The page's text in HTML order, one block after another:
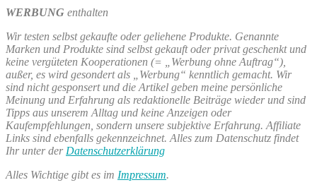
WERBUNG enthalten
Wir testen selbst gekaufte oder geliehene Produkte. Genannte
Marken und Produkte sind selbst gekauft oder privat geschenkt und
keine vergüteten Kooperationen (= „Werbung ohne Auftrag“),
außer, es wird gesondert als „Werbung“ kenntlich gemacht. Wir
sind nicht gesponsert und die Artikel geben meine persönliche
Meinung und Erfahrung als redaktionelle Beiträge wieder und sind
Tipps aus unserem Alltag und keine Anzeigen oder
Kaufempfehlungen, sondern unsere subjektive Erfahrung. Affiliate
Links sind ebenfalls gekennzeichnet. Alles zum Datenschutz findet
Ihr unter der Datenschutzerklärung
Alles Wichtige gibt es im Impressum.